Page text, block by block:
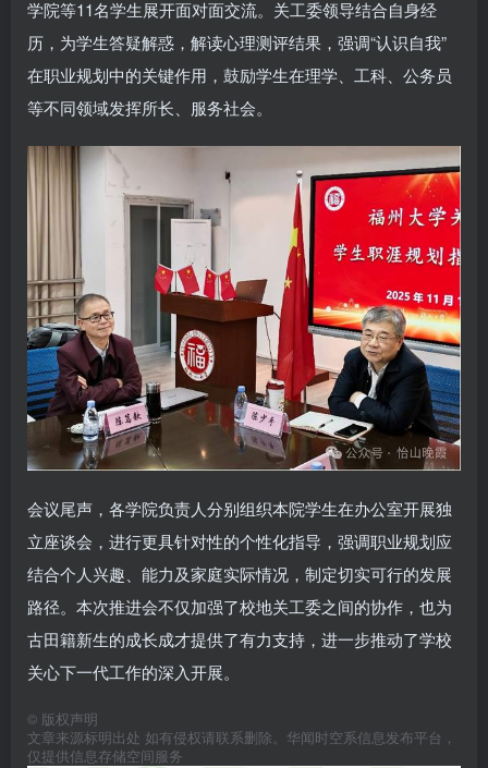
学院等11名学生展开面对面交流。关工委领导结合自身经
历，为学生答疑解惑，解读心理测评结果，强调“认识自我”
在职业规划中的关键作用，鼓励学生在理学、工科、公务员
等不同领域发挥所长、服务社会。
会议尾声，各学院负责人分别组织本院学生在办公室开展独
立座谈会，进行更具针对性的个性化指导，强调职业规划应
结合个人兴趣、能力及家庭实际情况，制定切实可行的发展
路径。本次推进会不仅加强了校地关工委之间的协作，也为
古田籍新生的成长成才提供了有力支持，进一步推动了学校
关心下一代工作的深入开展。
© 版权声明
文章来源标明出处 如有侵权请联系删除。华闻时空系信息发布平台，
仅提供信息存储空间服务